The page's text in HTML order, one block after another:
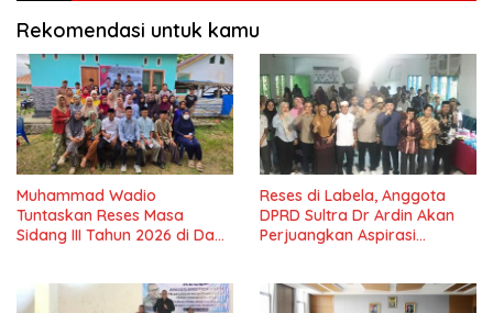
Rekomendasi untuk kamu
Muhammad Wadio
Tuntaskan Reses Masa
Sidang III Tahun 2026 di Dapil
Reses di Labela, Anggota
DPRD Sultra Dr Ardin Akan
Perjuangkan Aspirasi